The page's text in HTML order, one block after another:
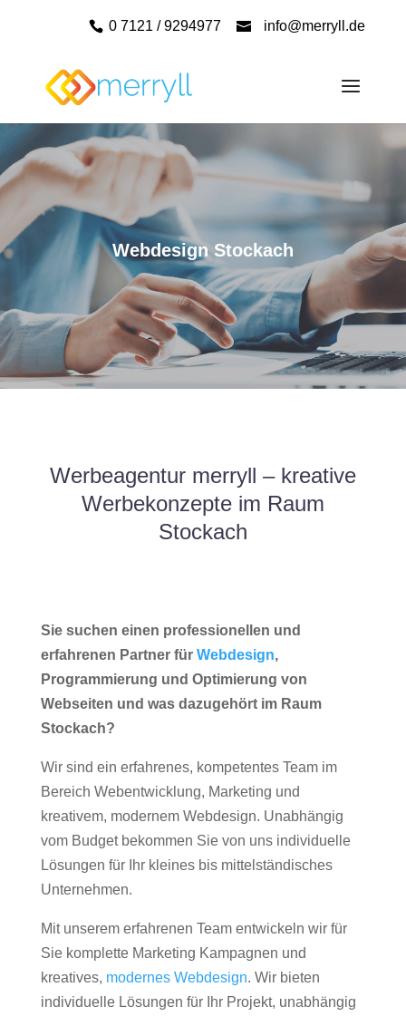
0 7121 / 9294977 info@merryll.de
Webdesign Stockach
Werbeagentur merryll – kreative
Werbekonzepte im Raum
Stockach
Sie suchen einen professionellen und
erfahrenen Partner für Webdesign,
Programmierung und Optimierung von
Webseiten und was dazugehört im Raum
Stockach?
Wir sind ein erfahrenes, kompetentes Team im
Bereich Webentwicklung, Marketing und
kreativem, modernem Webdesign. Unabhängig
vom Budget bekommen Sie von uns individuelle
Lösungen für Ihr kleines bis mittelständisches
Unternehmen.
Mit unserem erfahrenen Team entwickeln wir für
Sie komplette Marketing Kampagnen und
kreatives, modernes Webdesign. Wir bieten
individuelle Lösungen für Ihr Projekt, unabhängig